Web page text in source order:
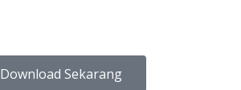
Download Sekarang